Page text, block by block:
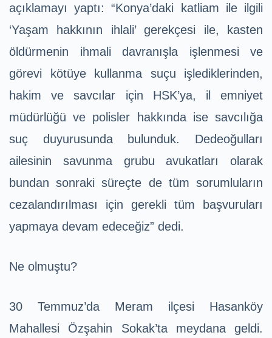
açıklamayı yaptı: “Konya’daki katliam ile ilgili
‘Yaşam hakkının ihlali’ gerekçesi ile, kasten
öldürmenin ihmali davranışla işlenmesi ve
görevi kötüye kullanma suçu işlediklerinden,
hakim ve savcılar için HSK’ya, il emniyet
müdürlüğü ve polisler hakkında ise savcılığa
suç duyurusunda bulunduk. Dedeoğulları
ailesinin savunma grubu avukatları olarak
bundan sonraki süreçte de tüm sorumluların
cezalandırılması için gerekli tüm başvuruları
yapmaya devam edeceğiz” dedi.
Ne olmuştu?
30 Temmuz’da Meram ilçesi Hasanköy
Mahallesi Özşahin Sokak’ta meydana geldi.